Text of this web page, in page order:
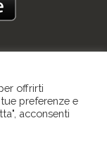
offrirti
preferenze e
acconsenti